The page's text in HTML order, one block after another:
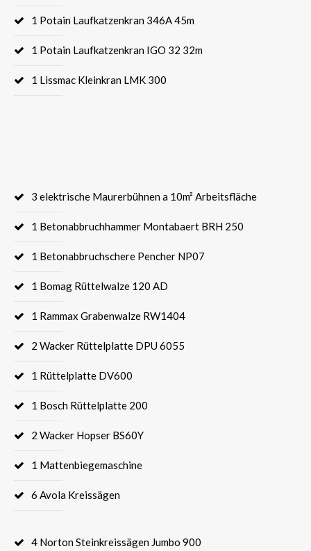
1 Potain Laufkatzenkran 346A 45m
1 Potain Laufkatzenkran IGO 32 32m
1 Lissmac Kleinkran LMK 300
3 elektrische Maurerbühnen a 10m² Arbeitsfläche
1 Betonabbruchhammer Montabaert BRH 250
1 Betonabbruchschere Pencher NP07
1 Bomag Rüttelwalze 120 AD
1 Rammax Grabenwalze RW1404
2 Wacker Rüttelplatte DPU 6055
1 Rüttelplatte DV600
1 Bosch Rüttelplatte 200
2 Wacker Hopser BS60Y
1 Mattenbiegemaschine
6 Avola Kreissägen
4 Norton Steinkreissägen Jumbo 900